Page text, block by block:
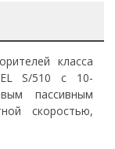
класса
S/510 с 10-
пассивным
скоростью,